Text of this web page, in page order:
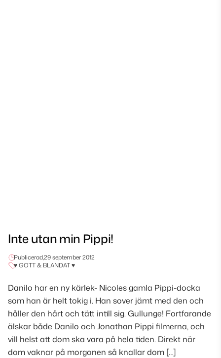
Inte utan min Pippi!
Publicerad,29 september 2012
♥ GOTT & BLANDAT ♥
Danilo har en ny kärlek- Nicoles gamla Pippi-docka
som han är helt tokig i. Han sover jämt med den och
håller den hårt och tätt intill sig. Gullunge! Fortfarande
älskar både Danilo och Jonathan Pippi filmerna, och
vill helst att dom ska vara på hela tiden. Direkt när
dom vaknar på morgonen så knallar dom […]